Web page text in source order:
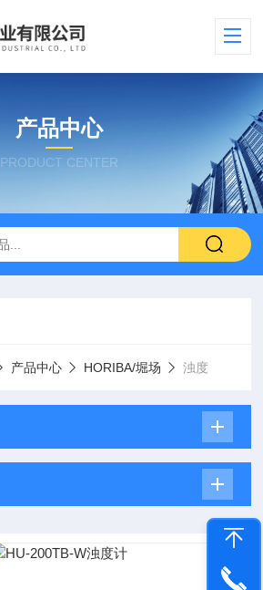
产品中心
PRODUCT CENTER
产品中心 HORIBA/堀场 浊度